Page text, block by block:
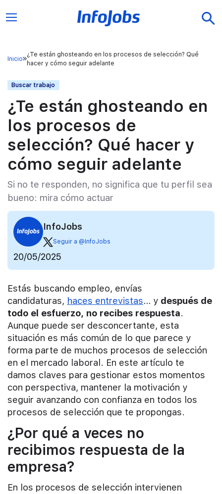
Inicio
¿Te están ghosteando en los procesos de selección? Qué
hacer y cómo seguir adelante
Buscar trabajo
¿Te están ghosteando en
los procesos de
selección? Qué hacer y
cómo seguir adelante
Si no te responden, no significa que tu perfil sea
bueno: mira cómo actuar
InfoJobs
Seguir a @InfoJobs
20/05/2025
Estás buscando empleo, envías
candidaturas, haces entrevistas… y después de
todo el esfuerzo, no recibes respuesta.
Aunque puede ser desconcertante, esta
situación es más común de lo que parece y
forma parte de muchos procesos de selección
en el mercado laboral. En este artículo te
damos claves para gestionar estos momentos
con perspectiva, mantener la motivación y
seguir avanzando con confianza en todos los
procesos de selección que te propongas.
¿Por qué a veces no
recibimos respuesta de la
empresa?
En los procesos de selección intervienen